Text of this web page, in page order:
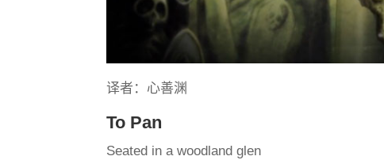
译者：心善渊
To Pan
Seated in a woodland glen